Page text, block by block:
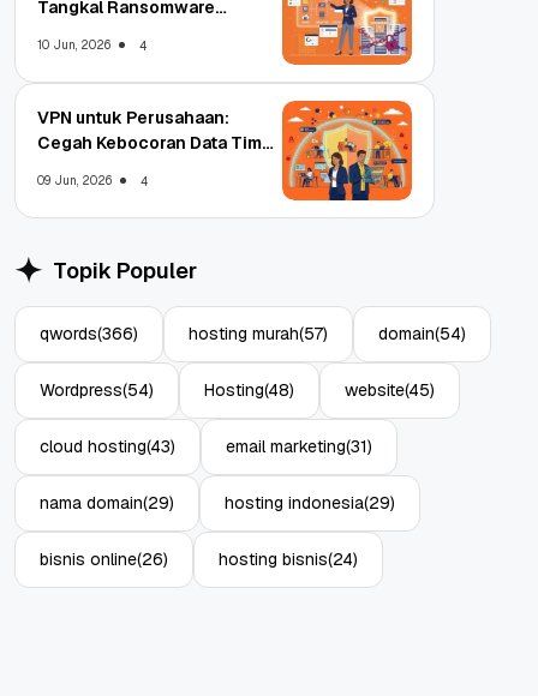
Tangkal Ransomware
10 Jun, 2026 4
VPN untuk Perusahaan:
Cegah Kebocoran Data Tim
09 Jun, 2026 4
Topik Populer
qwords(366) hosting murah(57) domain(54)
Wordpress(54) Hosting(48) website(45)
cloud hosting(43) email marketing(31)
nama domain(29) hosting indonesia(29)
bisnis online(26) hosting bisnis(24)